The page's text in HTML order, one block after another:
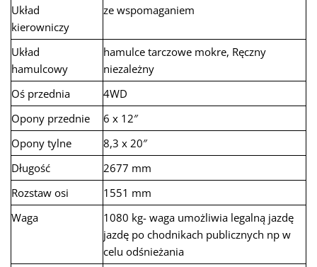
Układ
kierowniczy
ze wspomaganiem
Układ
hamulcowy
hamulce tarczowe mokre, Ręczny
niezależny
Oś przednia
4WD
Opony przednie
6 x 12″
Opony tylne
8,3 x 20″
Długość
2677 mm
Rozstaw osi
1551 mm
Waga
1080 kg- waga umożliwia legalną jazdę
jazdę po chodnikach publicznych np w
celu odśnieżania